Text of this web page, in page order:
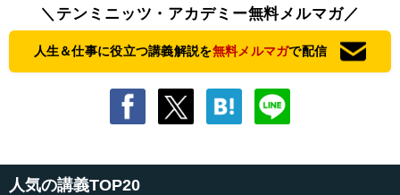
＼テンミニッツ・アカデミー無料メルマガ／
人生＆仕事に役立つ講義解説を無料メルマガで配信
人気の講義TOP20